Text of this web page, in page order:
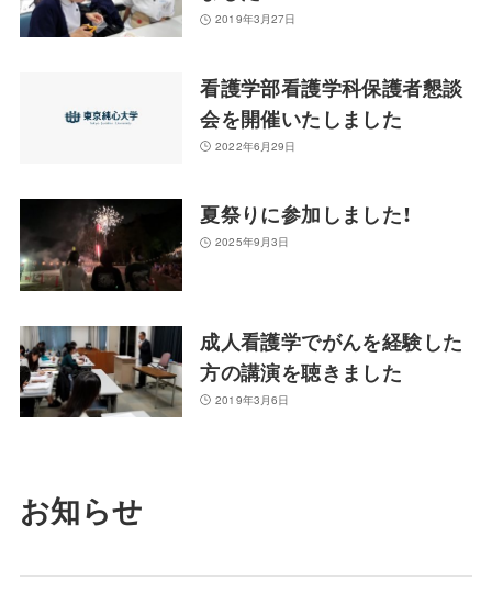
2019年3月27日
看護学部看護学科保護者懇談
会を開催いたしました
2022年6月29日
夏祭りに参加しました！
2025年9月3日
成人看護学でがんを経験した
方の講演を聴きました
2019年3月6日
お知らせ